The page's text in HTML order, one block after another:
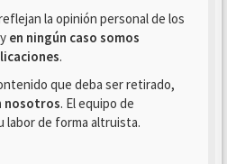
la opinión personal de los
en ningún caso somos
.
que deba ser retirado,
nosotros. El equipo de
labor de forma altruista.